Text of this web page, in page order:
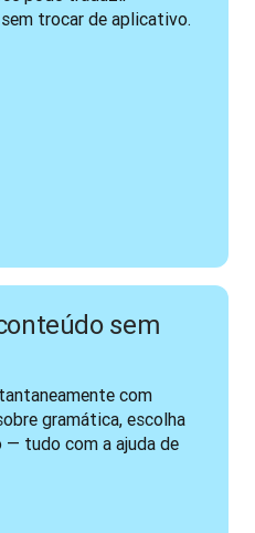
trocar de aplicativo.
sem
com
gramática, escolha
tudo com a ajuda de